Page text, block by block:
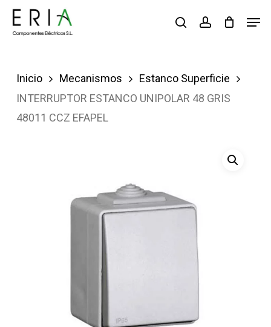
Saltar
buscaraccount
Inicio Mecanismos
Estanco Superficie
INTERRUPTOR ESTANCO UNIPOLAR 48 GRIS
48011 CCZ EFAPEL